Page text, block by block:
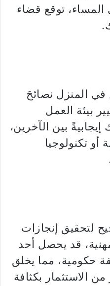
توقع قضاء
المنزل نصائحَ
بيئة العمل
بين الآخرين،
تكنولوجيا
لتحقيق إنجازات
قد يحصل أحد
حكومية، مما يخلق
الاستثمار بكثافة